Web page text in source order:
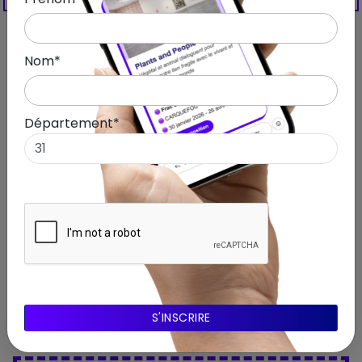
A propos de l'expo
Exposition
Exposition à Strasbourg : 8 rendez-
vous culturels incontournables ce
printemps
Consulter
Nom*
Département*